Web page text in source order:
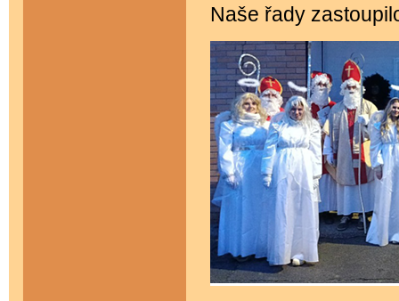
Naše řady